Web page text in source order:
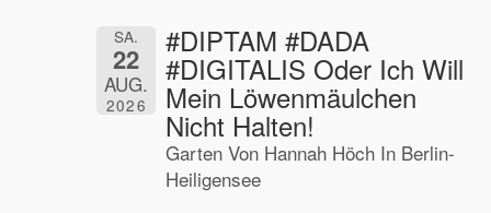
SA.
22
AUG.
2026
#DIPTAM #DADA
#DIGITALIS Oder Ich Will
Mein Löwenmäulchen
Nicht Halten!
Garten Von Hannah Höch In Berlin-
Heiligensee